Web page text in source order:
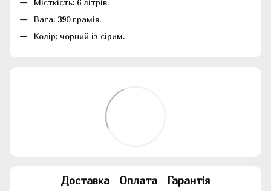
Вага: 390 грамів.
Колір: чорний із сірим.
Доставка Оплата Гарантія